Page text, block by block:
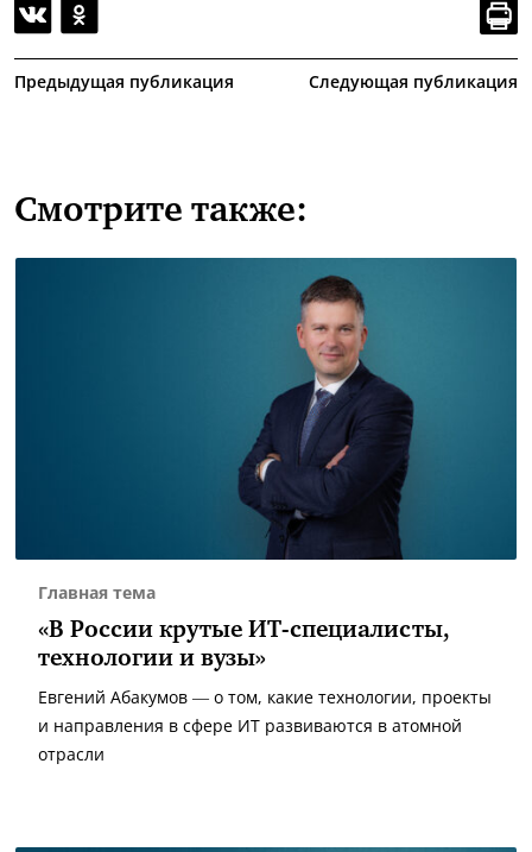
Предыдущая публикация Следующая публикация
Смотрите также:
Главная тема
«В России крутые ИТ-специалисты,
технологии и вузы»
Евгений Абакумов — о том, какие технологии, проекты
и направления в сфере ИТ развиваются в атомной
отрасли